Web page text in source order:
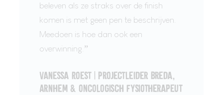
beleven als ze straks over de finish
komen is met geen pen te beschrijven.
Meedoen is hoe dan ook een
overwinning.”
Vanessa Roest | Projectleider Breda,
Arnhem & oncologisch fysiotherapeut